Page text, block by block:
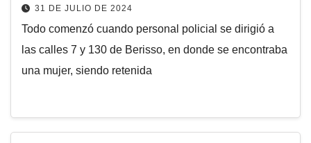
31 DE JULIO DE 2024
Todo comenzó cuando personal policial se dirigió a
las calles 7 y 130 de Berisso, en donde se encontraba
una mujer, siendo retenida